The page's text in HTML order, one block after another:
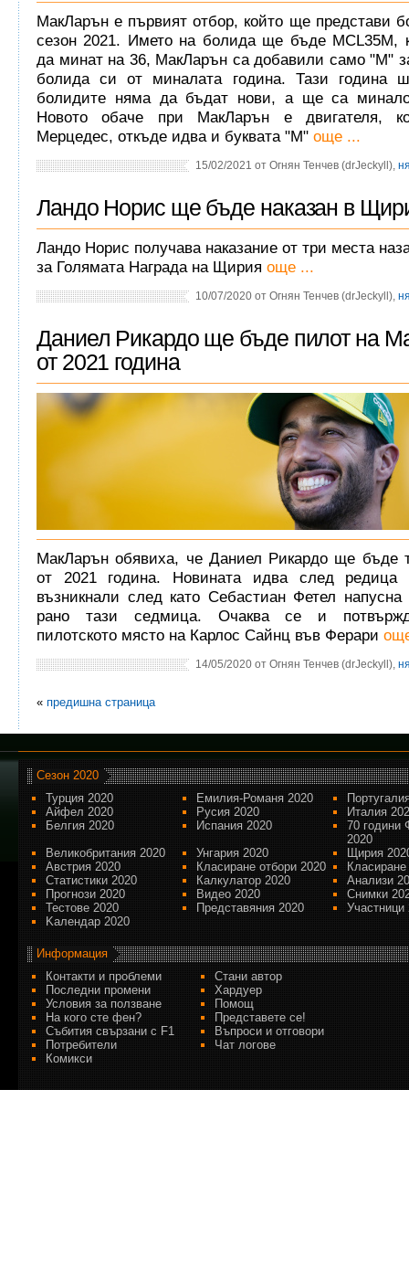
МакЛарън е първият отбор, който ще представи
сезон 2021. Името на болида ще бъде MCL35M,
да минат на 36, МакЛарън са добавили само "М"
болида си от миналата година. Тази година
болидите няма да бъдат нови, а ще са
Новото обаче при МакЛарън е двигателя,
Мерцедес, откъде идва и буквата "М" още ...
15/02/2021 от Огнян Тенчев (drJeckyll),
Ландо Норис ще бъде наказан в
Ландо Норис получава наказание от три места
за Голямата Награда на Щирия още ...
10/07/2020 от Огнян Тенчев (drJeckyll),
Даниел Рикардо ще бъде пилот на
от 2021 година
МакЛарън обявиха, че Даниел Рикардо ще бъде
от 2021 година. Новината идва след редица
възникнали след като Себастиан Фетел
рано тази седмица. Очаква се и
пилотското място на Карлос Сайнц във Ферари
14/05/2020 от Огнян Тенчев (drJeckyll),
« предишна страница
Сезон 2020
Турция 2020
Емилия-Романя 2020
Айфел 2020
Русия 2020
Италия
Белгия 2020
Испания 2020
70 години
2020
Великобритания 2020
Унгария 2020
Щирия
Австрия 2020
Класиране отбори 2020
Статистики 2020
Калкулатор 2020
Анализи
Прогнози 2020
Видео 2020
Снимки
Тестове 2020
Представяния 2020
Участници
Kалендар 2020
Информация
Контакти и проблеми
Стани автор
Последни промени
Хардуер
Условия за ползване
Помощ
На кого сте фен?
Представете се!
Събития свързани с F1
Въпроси и отговори
Потребители
Чат логове
Комикси